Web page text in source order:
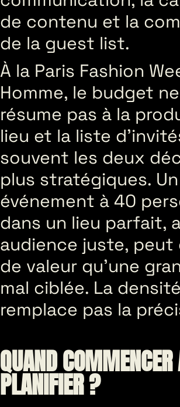
de contenu et la
de la guest list.
À la Paris Fashion
Homme, le budget
résume pas à la
lieu et la liste
souvent les deux
plus stratégiques. Un
événement à 40
dans un lieu parfait,
audience juste, peut
de valeur qu’une
mal ciblée. La
remplace pas la
QUAND
PLANIFIER ?